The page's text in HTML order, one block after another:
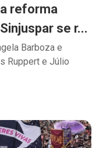
reforma
se r...
Barboza e
Ruppert e Júlio